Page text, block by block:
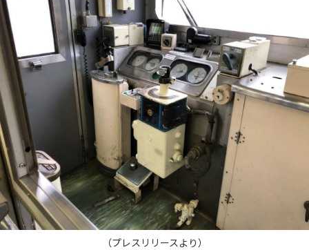
（プレスリリースより）